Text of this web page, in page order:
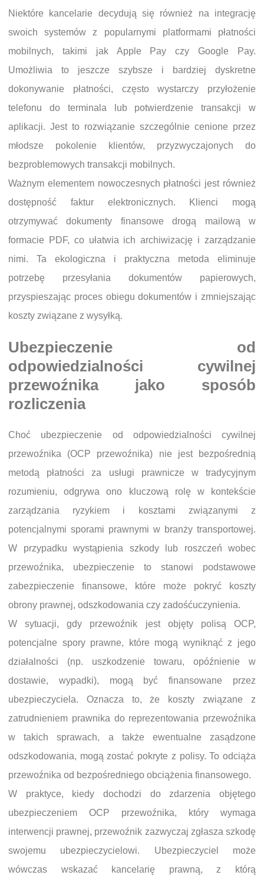
Niektóre kancelarie decydują się również na integrację
swoich systemów z popularnymi platformami płatności
mobilnych, takimi jak Apple Pay czy Google Pay.
Umożliwia to jeszcze szybsze i bardziej dyskretne
dokonywanie płatności, często wystarczy przyłożenie
telefonu do terminala lub potwierdzenie transakcji w
aplikacji. Jest to rozwiązanie szczególnie cenione przez
młodsze pokolenie klientów, przyzwyczajonych do
bezproblemowych transakcji mobilnych.
Ważnym elementem nowoczesnych płatności jest również
dostępność faktur elektronicznych. Klienci mogą
otrzymywać dokumenty finansowe drogą mailową w
formacie PDF, co ułatwia ich archiwizację i zarządzanie
nimi. Ta ekologiczna i praktyczna metoda eliminuje
potrzebę przesyłania dokumentów papierowych,
przyspieszając proces obiegu dokumentów i zmniejszając
koszty związane z wysyłką.
Ubezpieczenie od
odpowiedzialności cywilnej
przewoźnika jako sposób
rozliczenia
Choć ubezpieczenie od odpowiedzialności cywilnej
przewoźnika (OCP przewoźnika) nie jest bezpośrednią
metodą płatności za usługi prawnicze w tradycyjnym
rozumieniu, odgrywa ono kluczową rolę w kontekście
zarządzania ryzykiem i kosztami związanymi z
potencjalnymi sporami prawnymi w branży transportowej.
W przypadku wystąpienia szkody lub roszczeń wobec
przewoźnika, ubezpieczenie to stanowi podstawowe
zabezpieczenie finansowe, które może pokryć koszty
obrony prawnej, odszkodowania czy zadośćuczynienia.
W sytuacji, gdy przewoźnik jest objęty polisą OCP,
potencjalne spory prawne, które mogą wyniknąć z jego
działalności (np. uszkodzenie towaru, opóźnienie w
dostawie, wypadki), mogą być finansowane przez
ubezpieczyciela. Oznacza to, że koszty związane z
zatrudnieniem prawnika do reprezentowania przewoźnika
w takich sprawach, a także ewentualne zasądzone
odszkodowania, mogą zostać pokryte z polisy. To odciąża
przewoźnika od bezpośredniego obciążenia finansowego.
W praktyce, kiedy dochodzi do zdarzenia objętego
ubezpieczeniem OCP przewoźnika, który wymaga
interwencji prawnej, przewoźnik zazwyczaj zgłasza szkodę
swojemu ubezpieczycielowi. Ubezpieczyciel może
wówczas wskazać kancelarię prawną, z którą